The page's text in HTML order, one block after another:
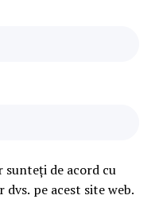
de acord cu
pe acest site web.